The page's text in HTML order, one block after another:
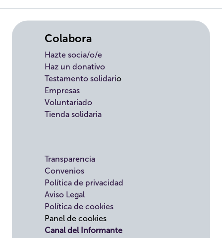
Transparencia
Convenios
Política de privacidad
Aviso Legal
Política de cookies
Panel de cookies
Canal del Informante
Colabora
Hazte socia/o/e
Haz un donativo
Testamento solidario
Empresas
Voluntariado
Tienda solidaria